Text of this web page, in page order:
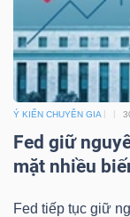
Ý KIẾN CHUYÊN GIA
Fed giữ
mặt nhiều
Fed tiếp tục giữ